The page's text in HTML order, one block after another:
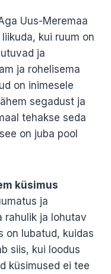
Uus-Meremaa
kui ruum on
ja
ja rohelisema
on inimesele
segadust ja
tehakse seda
on juba pool
küsimus
ja
rahulik ja lohutav
on lubatud, kuidas
siis, kui loodus
küsimused ei tee